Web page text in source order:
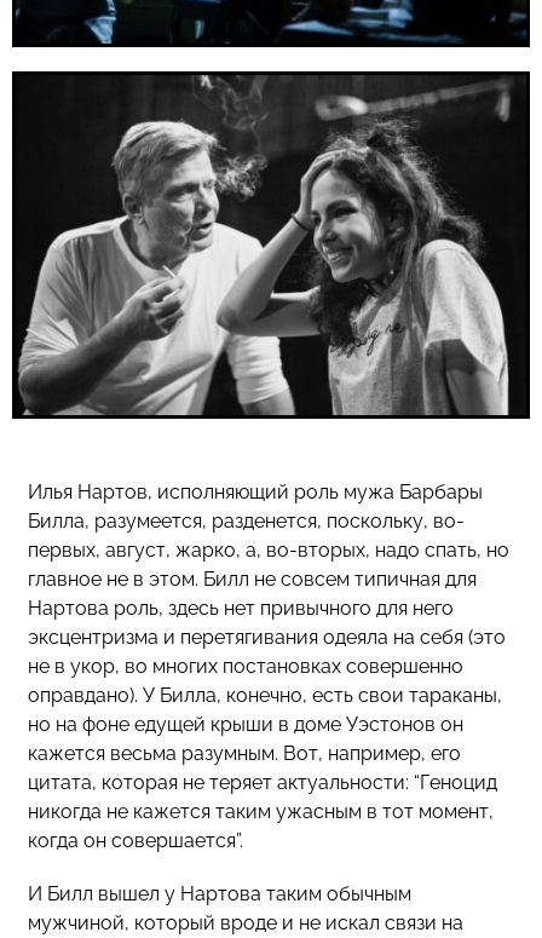
Илья Нартов, исполняющий роль мужа Барбары
Билла, разумеется, разденется, поскольку, во-
первых, август, жарко, а, во-вторых, надо спать, но
главное не в этом. Билл не совсем типичная для
Нартова роль, здесь нет привычного для него
эксцентризма и перетягивания одеяла на себя (это
не в укор, во многих постановках совершенно
оправдано). У Билла, конечно, есть свои тараканы,
но на фоне едущей крыши в доме Уэстонов он
кажется весьма разумным. Вот, например, его
цитата, которая не теряет актуальности: “Геноцид
никогда не кажется таким ужасным в тот момент,
когда он совершается”.
И Билл вышел у Нартова таким обычным
мужчиной, который вроде и не искал связи на